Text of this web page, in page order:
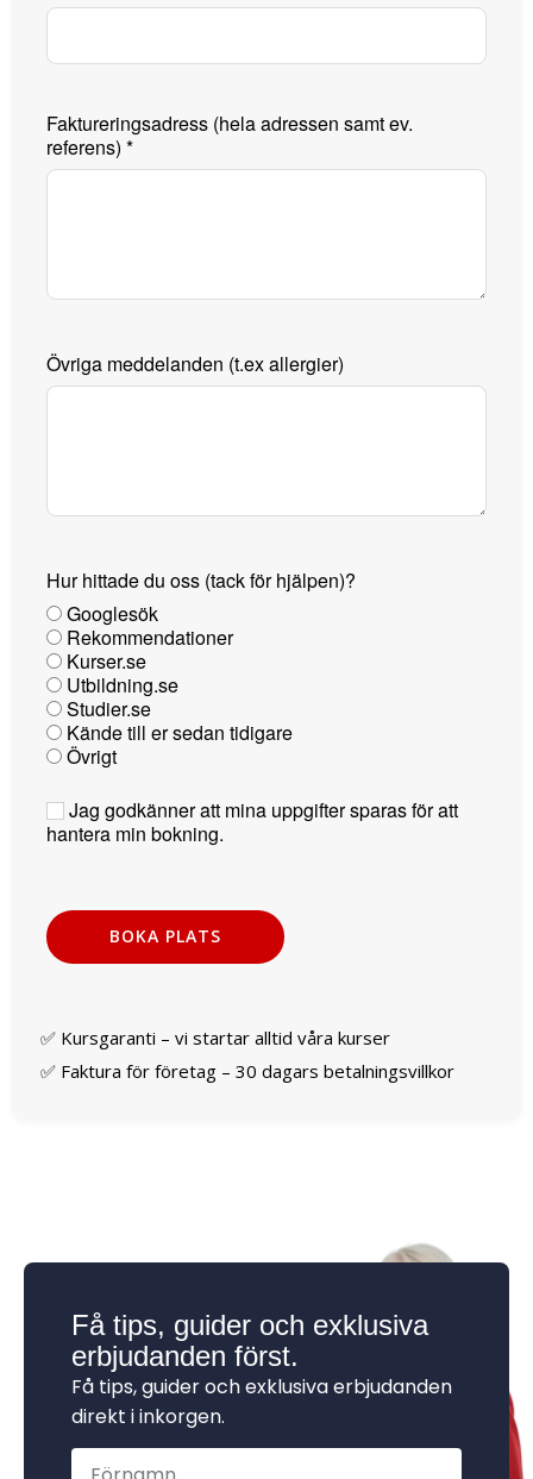
Faktureringsadress (hela adressen samt ev.
referens) *
Övriga meddelanden (t.ex allergier)
Hur hittade du oss (tack för hjälpen)?
Googlesök
Rekommendationer
Kurser.se
Utbildning.se
Studier.se
Kände till er sedan tidigare
Övrigt
Jag godkänner att mina uppgifter sparas för att
hantera min bokning.
✅ Kursgaranti – vi startar alltid våra kurser
✅ Faktura för företag – 30 dagars betalningsvillkor
Få tips, guider och exklusiva
erbjudanden först.
Få tips, guider och exklusiva erbjudanden
direkt i inkorgen.